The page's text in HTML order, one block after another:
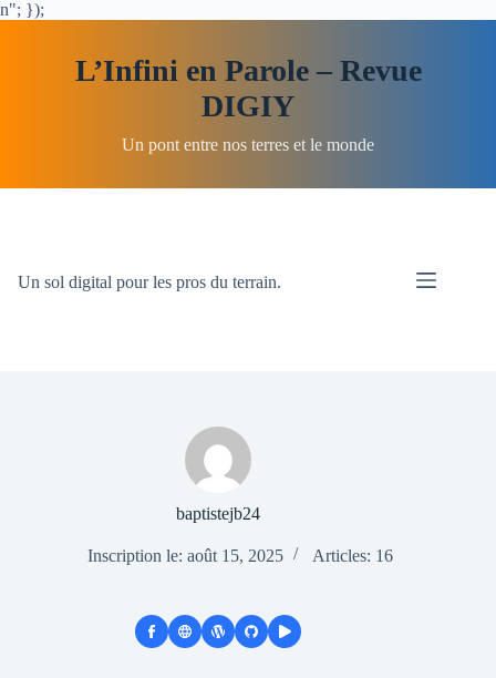
n"; });
L’Infini en Parole – Revue
DIGIY
Un pont entre nos terres et le monde
Un sol digital pour les pros du terrain.
baptistejb24
Inscription le: août 15, 2025 Articles: 16